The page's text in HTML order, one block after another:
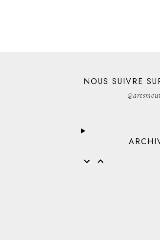
NOUS SUIVRE